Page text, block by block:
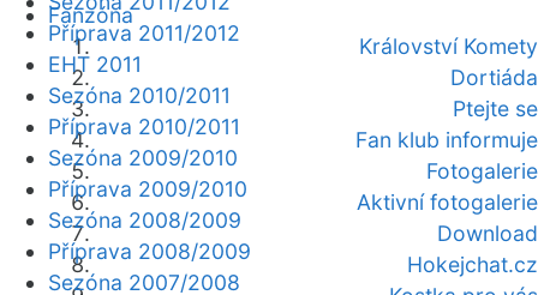
Fanzóna
Království Komety
Dortiáda
Ptejte se
Fan klub informuje
Fotogalerie
Aktivní fotogalerie
Download
Hokejchat.cz
Příprava 2011/2012
EHT 2011
Sezóna 2010/2011
Příprava 2010/2011
Sezóna 2009/2010
Příprava 2009/2010
Sezóna 2008/2009
Příprava 2008/2009
Sezóna 2007/2008